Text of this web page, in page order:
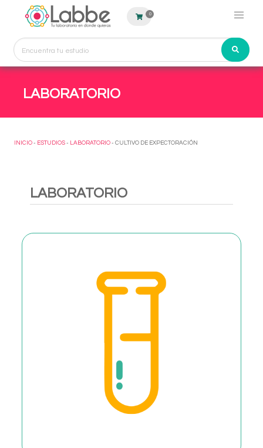
0
LABORATORIO
INICIO - ESTUDIOS - LABORATORIO - CULTIVO DE EXPECTORACIÓN
LABORATORIO